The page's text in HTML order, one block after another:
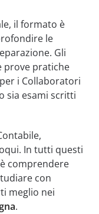
il formato è
le
Gli
prove pratiche
i Collaboratori
sia esami scritti
In tutti questi
comprendere
con
meglio nei
.